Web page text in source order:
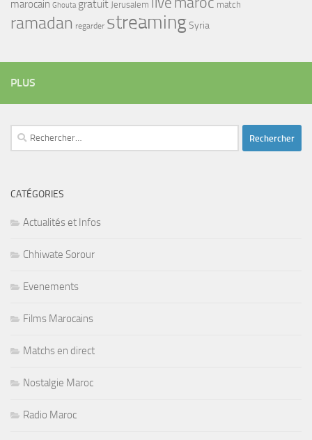
marocain Ghouta gratuit Jerusalem match
ramadan regarder streamingSyria
PLUS
Rechercher :
CATÉGORIES
Actualités et Infos
Chhiwate Sorour
Evenements
Films Marocains
Matchs en direct
Nostalgie Maroc
Radio Maroc